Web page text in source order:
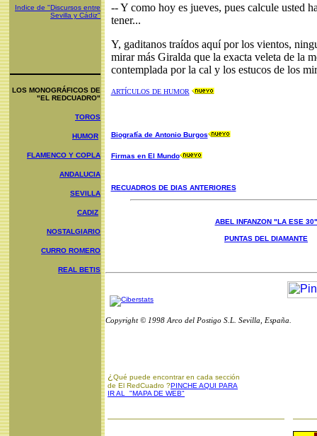
Indice de "Discursos entre
Sevilla y Cádiz"
LOS MONOGRÁFICOS DE
"EL REDCUADRO"
TOROS
HUMOR
FLAMENCO Y COPLA
ANDALUCIA
SEVILLA
CADIZ
NOSTALGIARIO
CURRO ROMERO
REAL BETIS
-- Y como hoy es jueves, pues calcule usted
tener...
Y, gaditanos traídos aquí por los vientos,
mirar más Giralda que la exacta veleta de la
contemplada por la cal y los estucos de los
ARTÍCULOS DE HUMOR
Biografía de Antonio Burgos
Firmas en El Mundo
RECUADROS DE DIAS ANTERIORES
ABEL INFANZON "LA ESE 30"
PUNTAS DEL DIAMANTE
Copyright © 1998 Arco del Postigo S.L. Sevilla, España.
¿ Qué puede encontrar en cada sección
de El RedCuadro ?PINCHE AQUI PARA
IR AL "MAPA DE WEB"